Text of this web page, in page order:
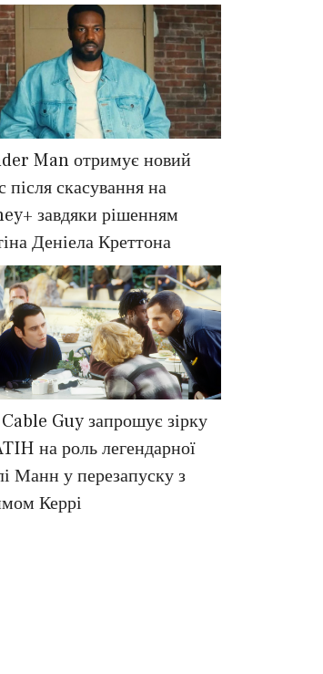
Man отримує новий
після скасування на
завдяки рішенням
Деніела Креттона
Guy запрошує зірку
на роль легендарної
Манн у перезапуску з
Керрі